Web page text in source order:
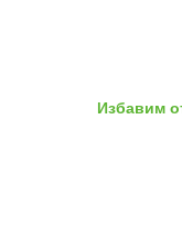
Избавим